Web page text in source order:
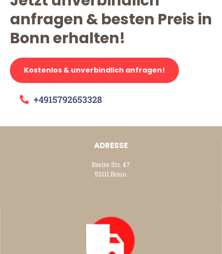
anfragen & besten Preis in
Bonn erhalten!
Kostenlos & unverbindlich anfragen!
+4915792653328
ADRESSE
Breite Str. 47
53111 Bonn